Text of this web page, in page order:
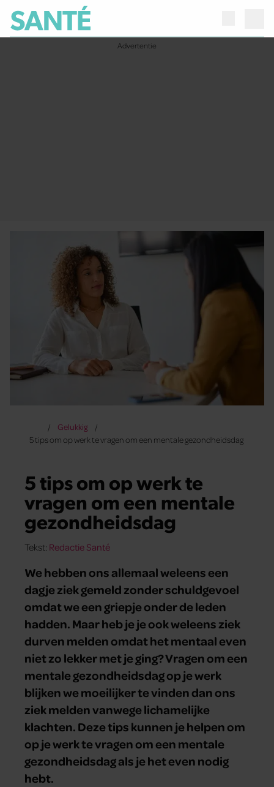
Gelukkig
5 tips om op werk te vragen om een mentale gezondheidsdag
5 tips om op werk te
vragen om een mentale
gezondheidsdag
Tekst: Redactie Santé
We hebben ons allemaal weleens een
dagje ziek gemeld zonder schuldgevoel
omdat we een griepje onder de leden
hadden. Maar heb je je ook weleens ziek
durven melden omdat het mentaal even
niet zo lekker met je ging? Vragen om een
mentale gezondheidsdag op je werk
blijken we moeilijker te vinden dan ons
ziek melden vanwege lichamelijke
klachten. Deze tips kunnen je helpen om
op je werk te vragen om een mentale
gezondheidsdag als je het even nodig
hebt.